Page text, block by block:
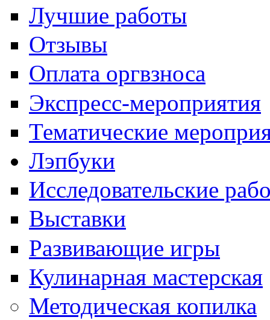
Лучшие работы
Отзывы
Оплата оргвзноса
Экспресс-мероприятия
Тематические
Лэпбуки
Исследовательские
Выставки
Развивающие игры
Кулинарная мастерская
Методическая копилка